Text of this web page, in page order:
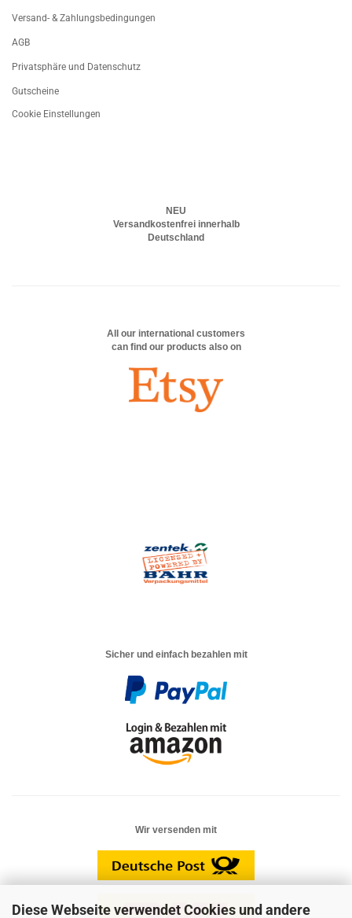
Diese Webseite verwendet Cookies und andere
Versand- & Zahlungsbedingungen
AGB
Privatsphäre und Datenschutz
Gutscheine
Cookie Einstellungen
NEU
Versandkostenfrei innerhalb
Deutschland
All our international customers
can find our products also on
Sicher und einfach bezahlen mit
Wir versenden mit